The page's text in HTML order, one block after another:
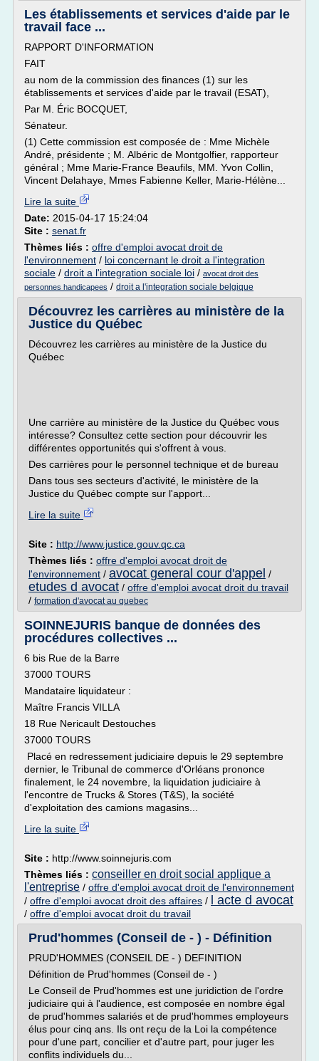
Les établissements et services d'aide par le
travail face ...
RAPPORT D'INFORMATION
FAIT
au nom de la commission des finances (1) sur les
établissements et services d'aide par le travail (ESAT),
Par M. Éric BOCQUET,
Sénateur.
(1) Cette commission est composée de : Mme Michèle
André, présidente ; M. Albéric de Montgolfier, rapporteur
général ; Mme Marie-France Beaufils, MM. Yvon Collin,
Vincent Delahaye, Mmes Fabienne Keller, Marie-Hélène...
Lire la suite
Date: 2015-04-17 15:24:04
Site : senat.fr
Thèmes liés : offre d'emploi avocat droit de
l'environnement / loi concernant le droit a l'integration
sociale / droit a l'integration sociale loi / avocat droit des
personnes handicapees / droit a l'integration sociale belgique
Découvrez les carrières au ministère de la
Justice du Québec
Découvrez les carrières au ministère de la Justice du
Québec
Une carrière au ministère de la Justice du Québec vous
intéresse? Consultez cette section pour découvrir les
différentes opportunités qui s'offrent à vous.
Des carrières pour le personnel technique et de bureau
Dans tous ses secteurs d'activité, le ministère de la
Justice du Québec compte sur l'apport...
Lire la suite
Site : http://www.justice.gouv.qc.ca
Thèmes liés : offre d'emploi avocat droit de
l'environnement / avocat general cour d'appel /
etudes d avocat / offre d'emploi avocat droit du travail
/ formation d'avocat au quebec
SOINNEJURIS banque de données des
procédures collectives ...
6 bis Rue de la Barre
37000 TOURS
Mandataire liquidateur :
Maître Francis VILLA
18 Rue Nericault Destouches
37000 TOURS
Placé en redressement judiciaire depuis le 29 septembre
dernier, le Tribunal de commerce d'Orléans prononce
finalement, le 24 novembre, la liquidation judiciaire à
l'encontre de Trucks & Stores (T&S), la société
d'exploitation des camions magasins...
Lire la suite
Site : http://www.soinnejuris.com
Thèmes liés : conseiller en droit social applique a
l'entreprise / offre d'emploi avocat droit de l'environnement
/ offre d'emploi avocat droit des affaires / l acte d avocat
/ offre d'emploi avocat droit du travail
Prud'hommes (Conseil de - ) - Définition
PRUD'HOMMES (CONSEIL DE - ) DEFINITION
Définition de Prud'hommes (Conseil de - )
Le Conseil de Prud'hommes est une juridiction de l'ordre
judiciaire qui à l'audience, est composée en nombre égal
de prud'hommes salariés et de prud'hommes employeurs
élus pour cinq ans. Ils ont reçu de la Loi la compétence
pour d'une part, concilier et d'autre part, pour juger les
conflits individuels du...